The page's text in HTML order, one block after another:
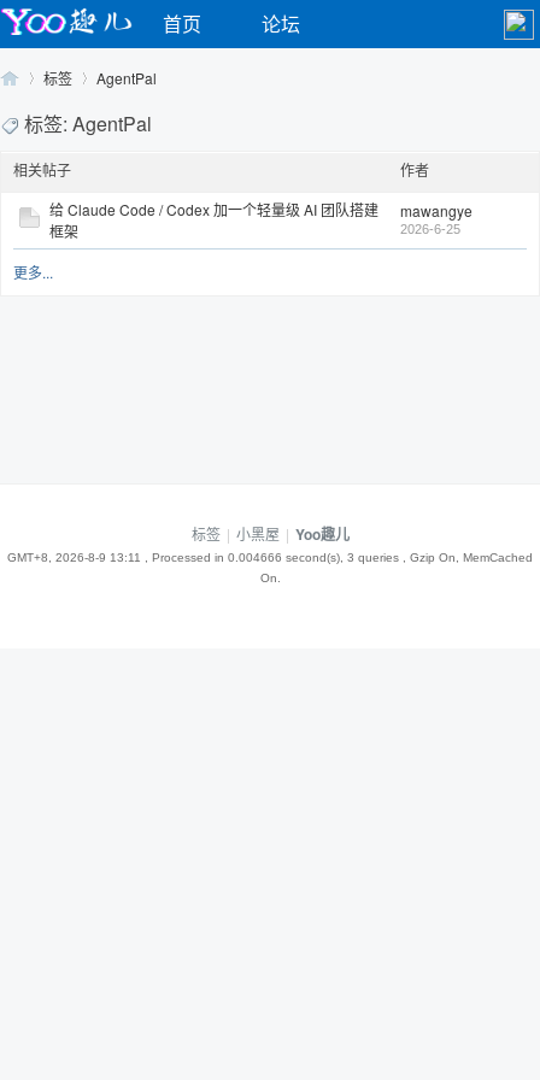
首页 论坛
Yo›
标签 AgentPal
标签: AgentPal
相关帖子
作者
给 Claude Code / Codex 加一个轻量级 AI 团队搭建
框架
mawangye
2026-6-25
更多...
标签 | 小黑屋 | Yoo趣儿
GMT+8, 2026-8-9 13:11
, Processed in 0.004666 second(s), 3 queries , Gzip On, MemCached
On.